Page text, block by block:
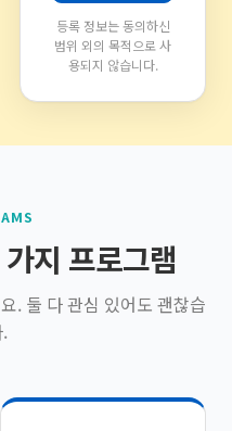
등록 정보는 동의하신
범위 외의 목적으로 사
용되지 않습니다.
지 프로그램
. 둘 다 관심 있어도 괜찮습